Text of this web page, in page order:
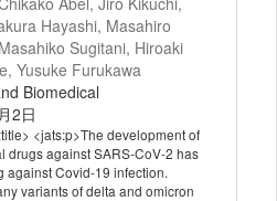
Hayashi, Masahiro
Sugitani, Hiroaki
Yusuke Furukawa
Biomedical
2日
<jats:p>The development of
drugs against SARS-CoV-2 has
against Covid-19 infection.
variants of delta and omicron